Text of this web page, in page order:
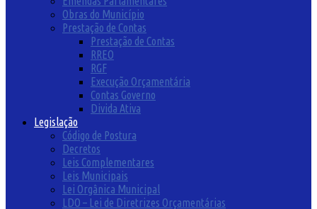
Obras do Município
Prestação de Contas
Prestação de Contas
RREO
RGF
Execução Orçamentária
Contas Governo
Divida Ativa
Legislação
Código de Postura
Decretos
Leis Complementares
Leis Municipais
Lei Orgânica Municipal
LDO – Lei de Diretrizes Orçamentárias